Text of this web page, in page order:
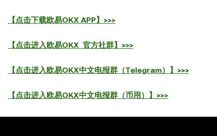
【点击下载欧易OKX APP】>>>
【点击进入欧易OKX 官方社群】>>>
【点击进入欧易OKX中文电报群（Telegram）】>>>
【点击进入欧易OKX中文电报群（币用）】>>>